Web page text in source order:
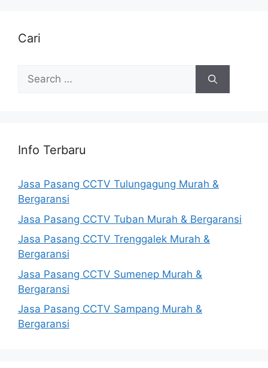
Cari
Search
for:
Info Terbaru
Jasa Pasang CCTV Tulungagung Murah &
Bergaransi
Jasa Pasang CCTV Tuban Murah & Bergaransi
Jasa Pasang CCTV Trenggalek Murah &
Bergaransi
Jasa Pasang CCTV Sumenep Murah &
Bergaransi
Jasa Pasang CCTV Sampang Murah &
Bergaransi